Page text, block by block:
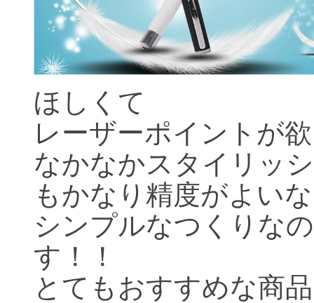
ほしくて
レーザーポイントが
なかなかスタイリッ
もかなり精度がよい
シンプルなつくりな
す！！
とてもおすすめな商